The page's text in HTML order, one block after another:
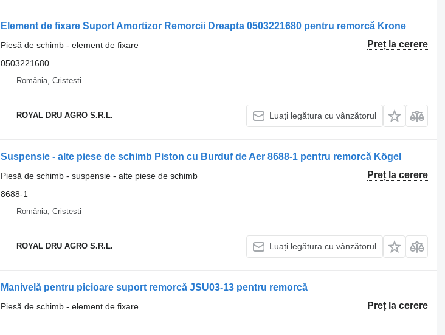
Element de fixare Suport Amortizor Remorcii Dreapta 0503221680 pentru remorcă Krone
Preț la cerere
Piesă de schimb - element de fixare
0503221680
România, Cristesti
ROYAL DRU AGRO S.R.L. Luați legătura cu vânzătorul
Suspensie - alte piese de schimb Piston cu Burduf de Aer 8688-1 pentru remorcă Kögel
Preț la cerere
Piesă de schimb - suspensie - alte piese de schimb
8688-1
România, Cristesti
ROYAL DRU AGRO S.R.L. Luați legătura cu vânzătorul
Manivelă pentru picioare suport remorcă JSU03-13 pentru remorcă
Preț la cerere
Piesă de schimb - element de fixare